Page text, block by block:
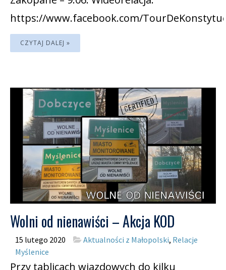
https://www.facebook.com/
CZYTAJ DALEJ »
Wolni od nienawiści – Akcja KOD
15 lutego 2020 Aktualności z Małopolski, Relacje
Myślenice
Przy tablicach wjazdowych do kilku